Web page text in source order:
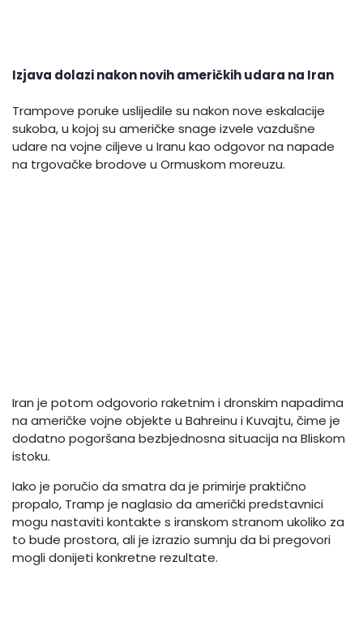
Izjava dolazi nakon novih američkih udara na Iran
Trampove poruke uslijedile su nakon nove eskalacije
sukoba, u kojoj su američke snage izvele vazdušne
udare na vojne ciljeve u Iranu kao odgovor na napade
na trgovačke brodove u Ormuskom moreuzu.
Iran je potom odgovorio raketnim i dronskim napadima
na američke vojne objekte u Bahreinu i Kuvajtu, čime je
dodatno pogoršana bezbjednosna situacija na Bliskom
istoku.
Iako je poručio da smatra da je primirje praktično
propalo, Tramp je naglasio da američki predstavnici
mogu nastaviti kontakte s iranskom stranom ukoliko za
to bude prostora, ali je izrazio sumnju da bi pregovori
mogli donijeti konkretne rezultate.